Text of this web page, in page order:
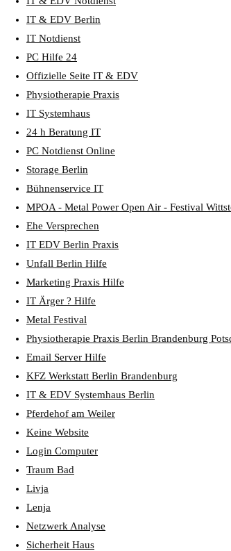
IT & EDV Berlin
IT Notdienst
PC Hilfe 24
Offizielle Seite IT & EDV
Physiotherapie Praxis
IT Systemhaus
24 h Beratung IT
PC Notdienst Online
Storage Berlin
Bühnenservice IT
MPOA - Metal Power Open Air - Festival
Ehe Versprechen
IT EDV Berlin Praxis
Unfall Berlin Hilfe
Marketing Praxis Hilfe
IT Ärger ? Hilfe
Metal Festival
Physiotherapie Praxis Berlin Brandenburg
Email Server Hilfe
KFZ Werkstatt Berlin Brandenburg
IT & EDV Systemhaus Berlin
Pferdehof am Weiler
Keine Website
Login Computer
Traum Bad
Livja
Lenja
Netzwerk Analyse
Sicherheit Haus